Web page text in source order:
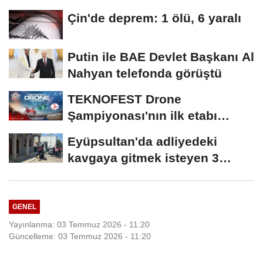
Çin'de deprem: 1 ölü, 6 yaralı
Putin ile BAE Devlet Başkanı Al
Nahyan telefonda görüştü
TEKNOFEST Drone
Şampiyonası'nın ilk etabı
Eyüpsultan'da adliyedeki
kavgaya gitmek isteyen 3
GENEL
Yayınlanma: 03 Temmuz 2026 - 11:20
Güncelleme: 03 Temmuz 2026 - 11:20